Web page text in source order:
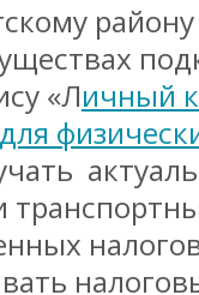
«Личный